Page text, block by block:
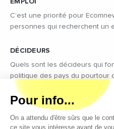
C’est une priorité pour
personnes qui recherchent un
DÉCIDEURS
Quels sont les décideurs qui
politique des pays du pourtour